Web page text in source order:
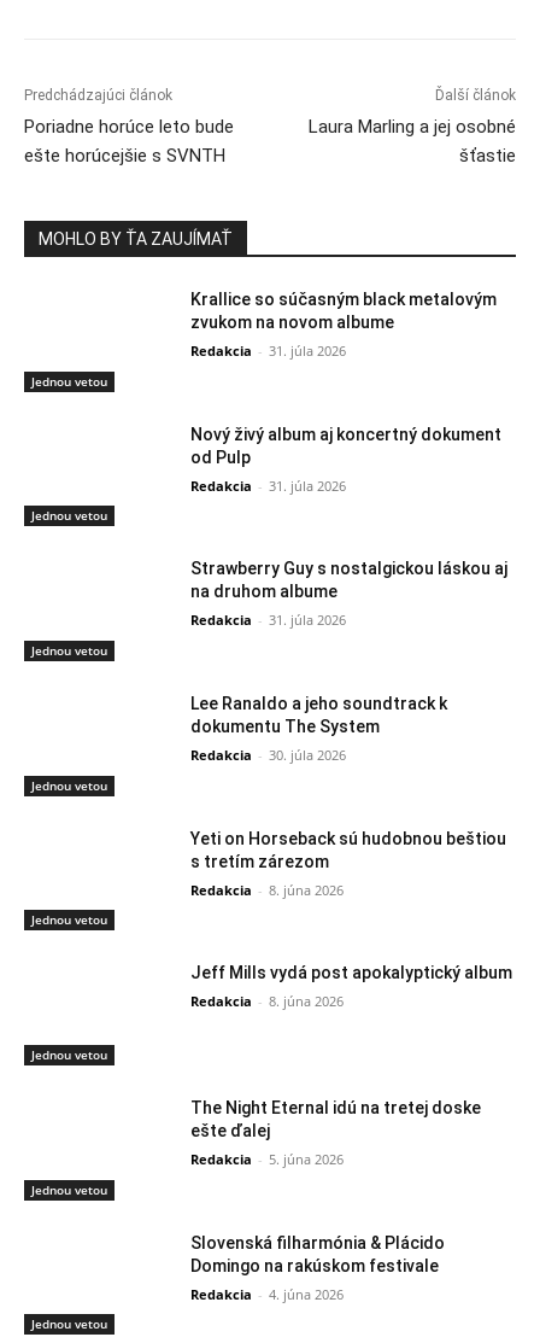
Predchádzajúci článok
Poriadne horúce leto bude
ešte horúcejšie s SVNTH
Ďalší článok
Laura Marling a jej osobné
šťastie
MOHLO BY ŤA ZAUJÍMAŤ
Jednou vetou
Krallice so súčasným black metalovým
zvukom na novom albume
Redakcia - 31. júla 2026
Jednou vetou
Nový živý album aj koncertný dokument
od Pulp
Redakcia - 31. júla 2026
Jednou vetou
Strawberry Guy s nostalgickou láskou aj
na druhom albume
Redakcia - 31. júla 2026
Jednou vetou
Lee Ranaldo a jeho soundtrack k
dokumentu The System
Redakcia - 30. júla 2026
Jednou vetou
Yeti on Horseback sú hudobnou beštiou
s tretím zárezom
Redakcia - 8. júna 2026
Jednou vetou
Jeff Mills vydá post apokalyptický album
Redakcia - 8. júna 2026
Jednou vetou
The Night Eternal idú na tretej doske
ešte ďalej
Redakcia - 5. júna 2026
Jednou vetou
Slovenská filharmónia & Plácido
Domingo na rakúskom festivale
Redakcia - 4. júna 2026